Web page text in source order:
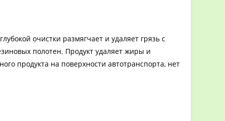
очистки размягчает и удаляет грязь с
полотен. Продукт удаляет жиры и
продукта на поверхности автотранспорта, нет